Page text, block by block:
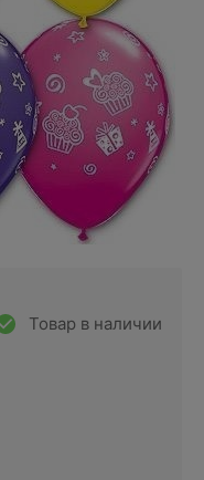
Товар в наличии